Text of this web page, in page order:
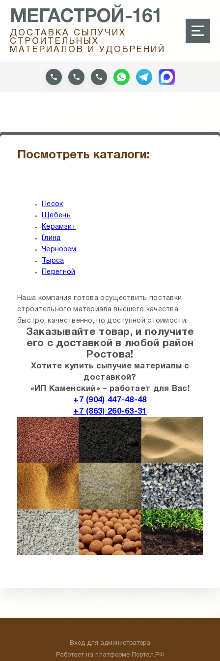
МЕГАСТРОЙ-161
ДОСТАВКА СЫПУЧИХ
СТРОИТЕЛЬНЫХ
МАТЕРИАЛОВ И УДОБРЕНИЙ
Посмотреть каталоги:
Песок
Щебень
Керамзит
Глина
Чернозем
Тырса
Перегной
Наша компания готова осуществить поставки
строительного материала высшего качества
быстро, качественно, по доступной стоимости.
Заказывайте товар, и получите
его с доставкой в любой район
Ростова!
Хотите купить сыпучие материалы с
доставкой?
«ИП Каменский» – работает для Вас!
+7 (904) 447-48-48
+7 (863) 260-63-31
Вход для администратора
Работает на платформе
Портал.РФ